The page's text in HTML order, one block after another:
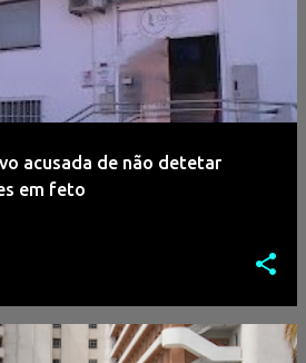
acusada de não detetar
em feto